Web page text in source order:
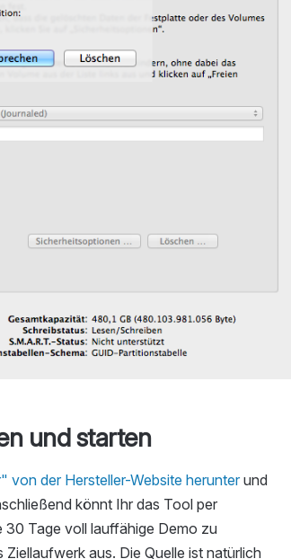
und starten
von der Hersteller-Website herunter und
könnt Ihr das Tool per
Tage voll lauffähige Demo zu
aus. Die Quelle ist natürlich